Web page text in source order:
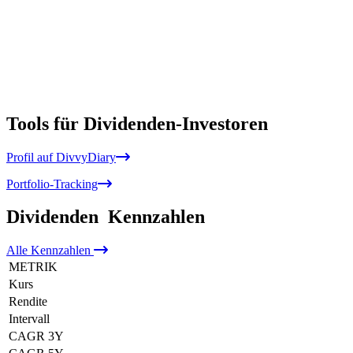
Tools für Dividenden-Investoren
Profil auf DivvyDiary
Portfolio-Tracking
Dividenden Kennzahlen
Alle Kennzahlen
METRIK
Kurs
Rendite
Intervall
CAGR 3Y